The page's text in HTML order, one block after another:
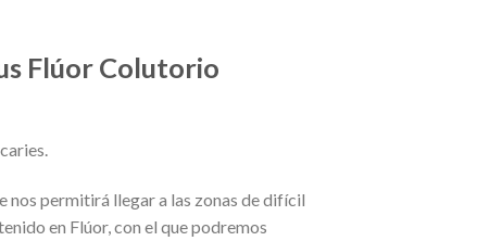
Flúor Colutorio
nos permitirá llegar a las zonas de difícil
en Flúor, con el que podremos